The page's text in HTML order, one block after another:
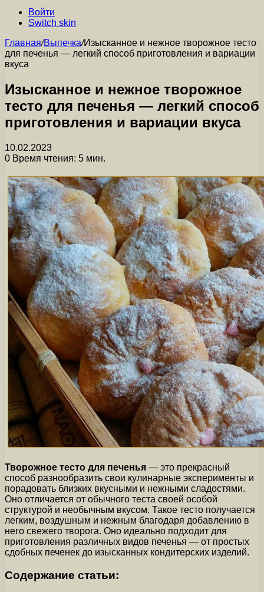
Войти
Switch skin
Главная/Выпечка/Изысканное и нежное творожное тесто
для печенья — легкий способ приготовления и вариации
вкуса
Изысканное и нежное творожное
тесто для печенья — легкий способ
приготовления и вариации вкуса
10.02.2023
0 Время чтения: 5 мин.
Творожное тесто для печенья — это прекрасный
способ разнообразить свои кулинарные эксперименты и
порадовать близких вкусными и нежными сладостями.
Оно отличается от обычного теста своей особой
структурой и необычным вкусом. Такое тесто получается
легким, воздушным и нежным благодаря добавлению в
него свежего творога. Оно идеально подходит для
приготовления различных видов печенья — от простых
сдобных печенек до изысканных кондитерских изделий.
Содержание статьи: